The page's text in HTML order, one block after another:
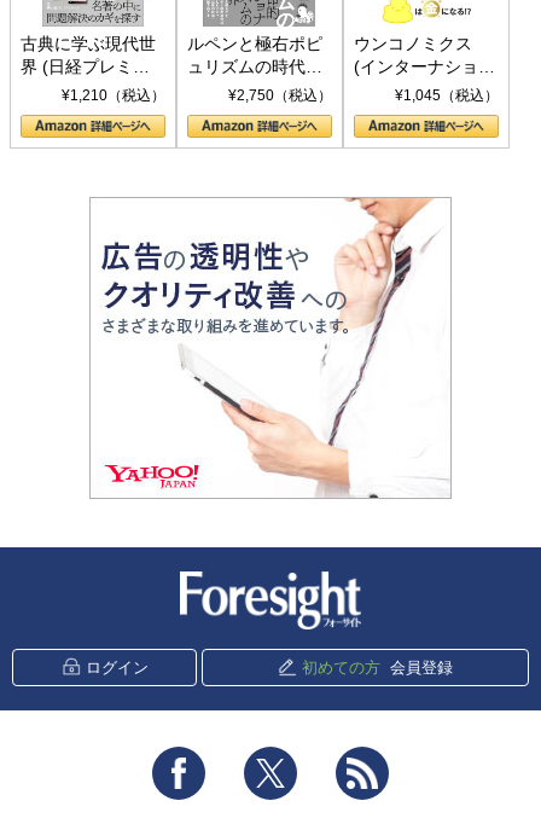
古典に学ぶ現代世
界 (日経プレミア
シリーズ)¥1,210（税込）
ルペンと極右ポピ
ュリズムの時代：
〈ヤヌス〉の二つ
の顔
¥2,750（税込）
ウンコノミクス
(インターナショナ
ル新書)¥1,045（税込）
ログイン 初めての方 会員登録
Facebook Twitter